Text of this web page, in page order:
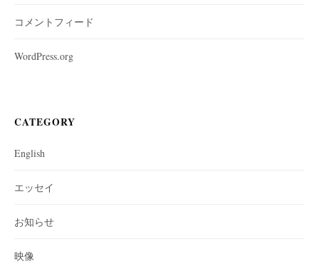
コメントフィード
WordPress.org
CATEGORY
English
エッセイ
お知らせ
映像